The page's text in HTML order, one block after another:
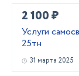
2 100 ₽
Услуги
25тн
31 марта 2025